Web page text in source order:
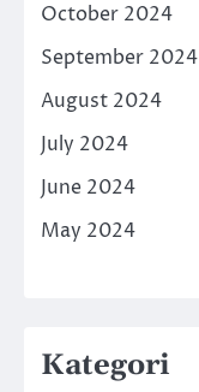
October 2024
September 2024
August 2024
July 2024
June 2024
May 2024
Kategori